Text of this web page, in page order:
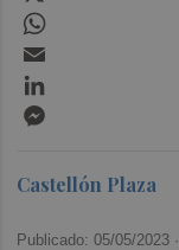
Castellón Plaza
Publicado: 05/05/2023 ·